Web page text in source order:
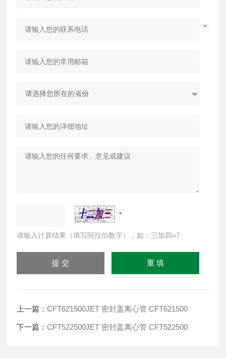
请输入计算结果（填写阿拉伯数字），如：三加四=7
上一篇：CFT621500JET 密封盖离心管 CFT621500
下一篇：CFT522500JET 密封盖离心管 CFT522500